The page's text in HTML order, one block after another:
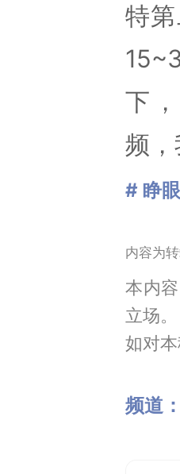
特
下
频
# 睁
内容为
本内
立场。
如对
频道